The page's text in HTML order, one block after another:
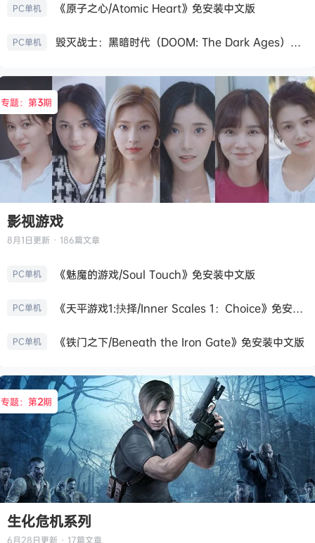
PC单机 《原子之心/Atomic Heart》免安装中文版
PC单机 毁灭战士：黑暗时代（DOOM: The Dark Ages）免安装中文版
专题：第3期
影视游戏
8月1日更新 · 186篇文章
PC单机 《魅魔的游戏/Soul Touch》免安装中文版
PC单机 《天平游戏1:抉择/Inner Scales 1：Choice》免安装中文版
PC单机 《铁门之下/Beneath the Iron Gate》免安装中文版
专题：第2期
生化危机系列
6月28日更新 · 17篇文章